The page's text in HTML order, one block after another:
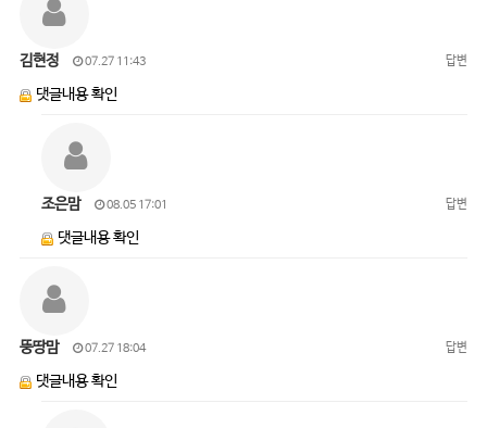
김현정 07.27 11:43 답변
댓글내용 확인
조은맘 08.05 17:01 답변
댓글내용 확인
뚱땅맘 07.27 18:04 답변
댓글내용 확인